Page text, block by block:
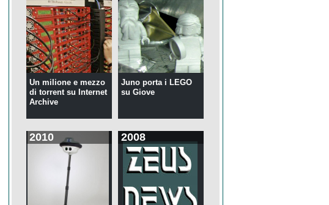
Un milione e mezzo
di torrent su Internet
Archive
Juno porta i LEGO
su Giove
2010 2008